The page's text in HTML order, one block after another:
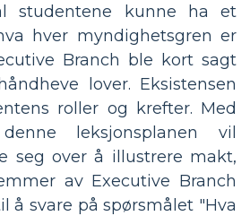
studentene kunne ha et
hver myndighetsgren er
Branch ble kort sagt
lover. Eksistensen
roller og krefter. Med
leksjonsplanen vil
seg over å illustrere makt,
av Executive Branch
å svare på spørsmålet "Hva